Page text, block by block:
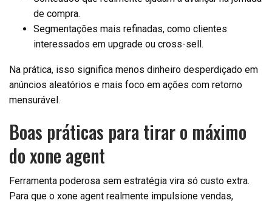
de compra.
Segmentações mais refinadas, como clientes
interessados em upgrade ou cross-sell.
Na prática, isso significa menos dinheiro desperdiçado em
anúncios aleatórios e mais foco em ações com retorno
mensurável.
Boas práticas para tirar o máximo
do xone agent
Ferramenta poderosa sem estratégia vira só custo extra.
Para que o xone agent realmente impulsione vendas,